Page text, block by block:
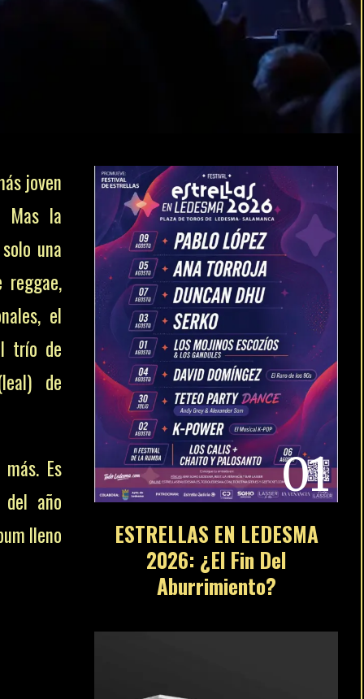
joven
Mas la
una
reggae,
el
trío de
de
Es
año
lleno
01
ESTRELLAS EN LEDESMA
2026: ¿El Fin Del
Aburrimiento?